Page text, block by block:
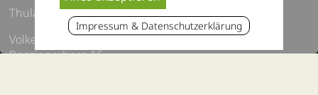
Thula Wellnesshotel Bayerischer Wald
Volker Thum e.K
Ranzingerberg 16
Impressum & Datenschutzerklärung